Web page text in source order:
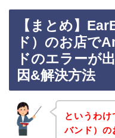
【まとめ】
ド）のお店で
ドのエラーが
因&解決方法
というわ
バンド）